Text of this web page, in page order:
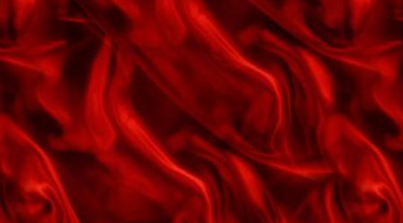
Julens hemmelighed
Karins dagdrøm
Kære gamle julemand
Kærlighedens cocktail
Kærlighedens puslespil
Kærlighedsvalsen
La Paloma